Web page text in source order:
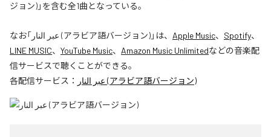
ジョン)」を含む全1曲となっている。
なお「 عبر النار (アラビア語バージョン)」は、 Apple Music、 Spotify、
LINE MUSIC、 YouTube Music、 Amazon Music Unlimitedなどの音楽配
信サービスで聴くことができる。
各配信サービス：
عبر النار (アラビア語バージョン)